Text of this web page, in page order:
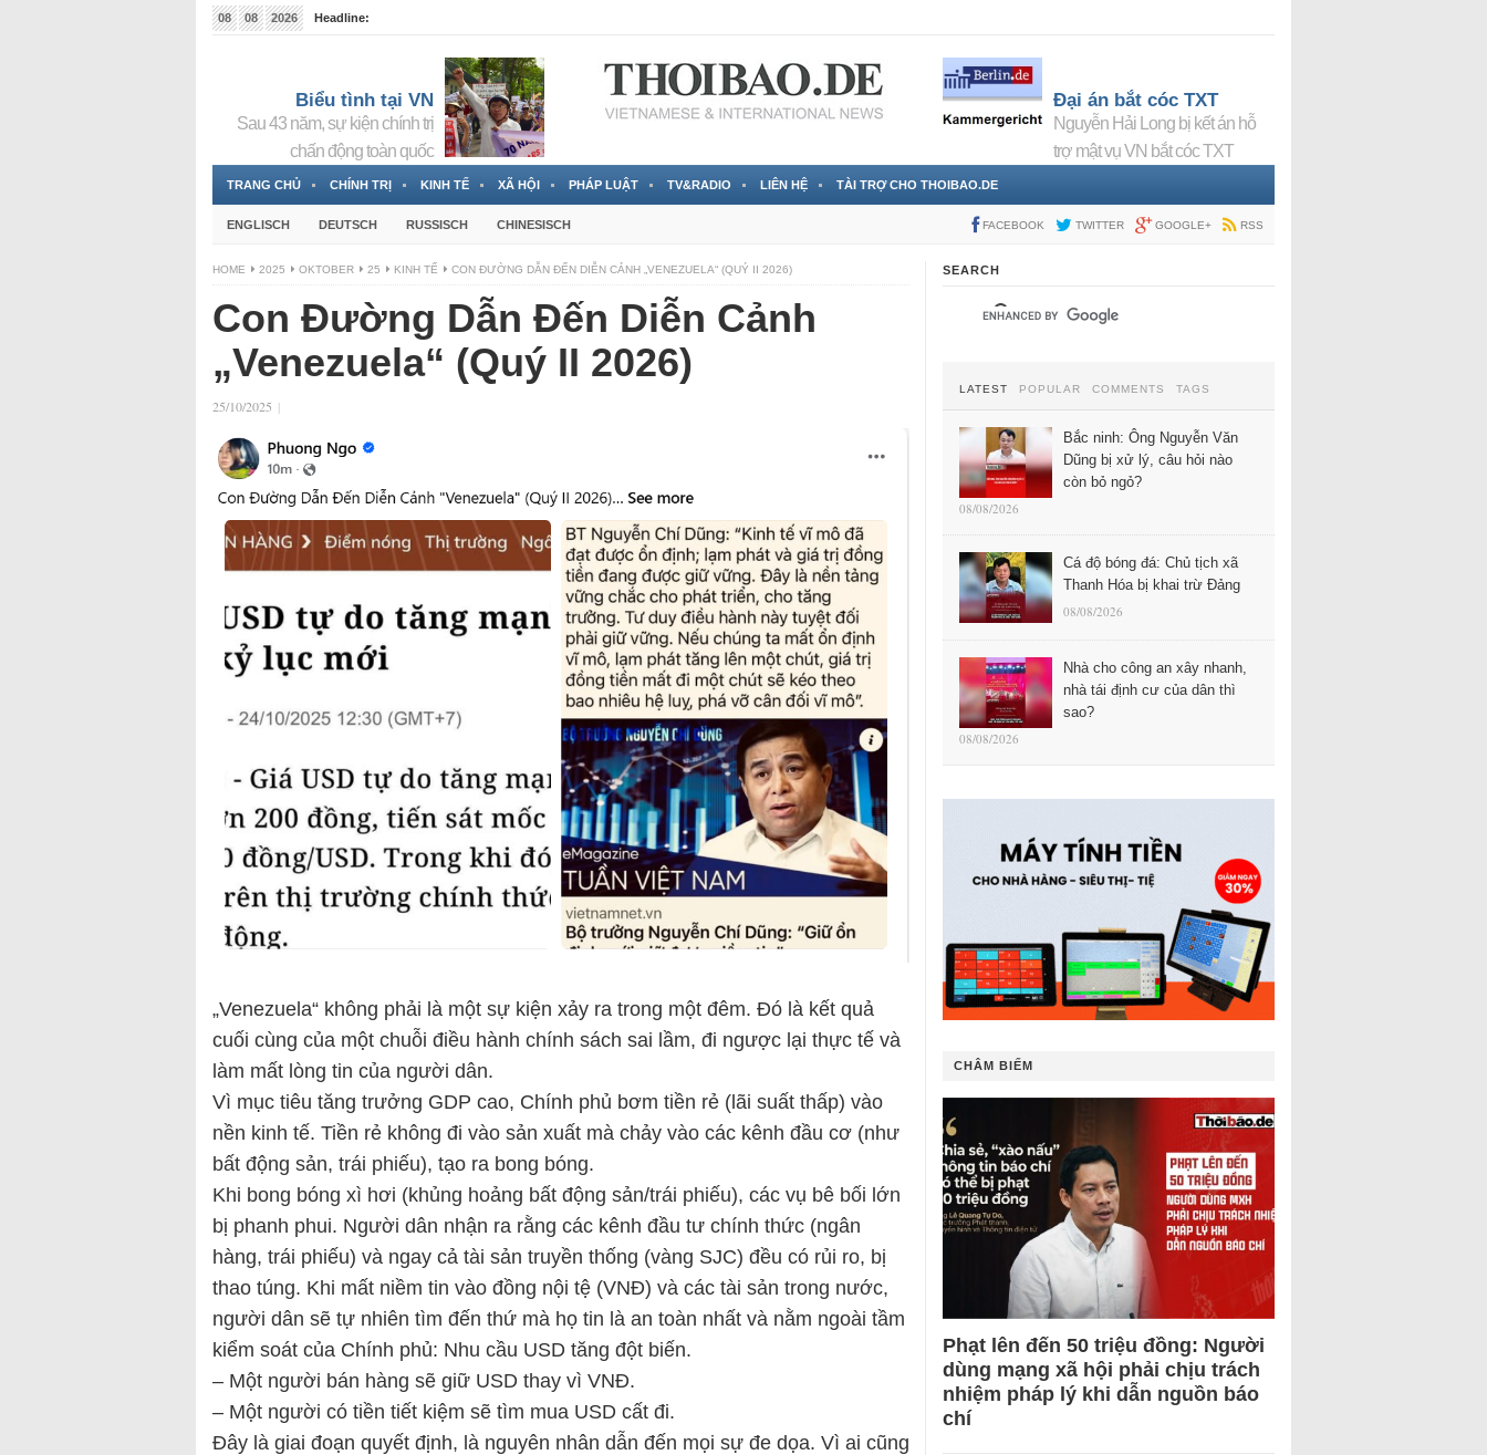
08 08 2026
Headline:
Biểu tình tại VN
Sau 43 năm, sự kiện chính trị
chấn động toàn quốc
Đại án bắt cóc TXT
Nguyễn Hải Long bị kết án hỗ
trợ mật vụ VN bắt cóc TXT
TRANG CHỦ CHÍNH TRỊ KINH TẾ XÃ HỘI PHÁP LUẬT TV&RADIO LIÊN HỆ TÀI TRỢ CHO THOIBAO.DE
ENGLISCH DEUTSCH RUSSISCH CHINESISCH FACEBOOK TWITTER GOOGLE+ RSS
HOME 2025 OKTOBER 25 KINH TẾ CON ĐƯỜNG DẪN ĐẾN DIỄN CẢNH „VENEZUELA“ (QUÝ II 2026)
Con Đường Dẫn Đến Diễn Cảnh
„Venezuela“ (Quý II 2026)
25/10/2025 |
„Venezuela“ không phải là một sự kiện xảy ra trong một đêm. Đó là kết quả
cuối cùng của một chuỗi điều hành chính sách sai lầm, đi ngược lại thực tế và
làm mất lòng tin của người dân.
Vì mục tiêu tăng trưởng GDP cao, Chính phủ bơm tiền rẻ (lãi suất thấp) vào
nền kinh tế. Tiền rẻ không đi vào sản xuất mà chảy vào các kênh đầu cơ (như
bất động sản, trái phiếu), tạo ra bong bóng.
Khi bong bóng xì hơi (khủng hoảng bất động sản/trái phiếu), các vụ bê bối lớn
bị phanh phui. Người dân nhận ra rằng các kênh đầu tư chính thức (ngân
hàng, trái phiếu) và ngay cả tài sản truyền thống (vàng SJC) đều có rủi ro, bị
thao túng. Khi mất niềm tin vào đồng nội tệ (VNĐ) và các tài sản trong nước,
người dân sẽ tự nhiên tìm đến thứ mà họ tin là an toàn nhất và nằm ngoài tầm
kiểm soát của Chính phủ: Nhu cầu USD tăng đột biến.
– Một người bán hàng sẽ giữ USD thay vì VNĐ.
– Một người có tiền tiết kiệm sẽ tìm mua USD cất đi.
Đây là giai đoạn quyết định, là nguyên nhân dẫn đến mọi sự đe dọa. Vì ai cũng
SEARCH
LATEST POPULAR COMMENTS TAGS
Bắc ninh: Ông Nguyễn Văn
Dũng bị xử lý, câu hỏi nào
còn bỏ ngỏ?
08/08/2026
Cá độ bóng đá: Chủ tịch xã
Thanh Hóa bị khai trừ Đảng
08/08/2026
Nhà cho công an xây nhanh,
nhà tái định cư của dân thì
sao?
08/08/2026
CHÂM BIẾM
Phạt lên đến 50 triệu đồng: Người
dùng mạng xã hội phải chịu trách
nhiệm pháp lý khi dẫn nguồn báo
chí